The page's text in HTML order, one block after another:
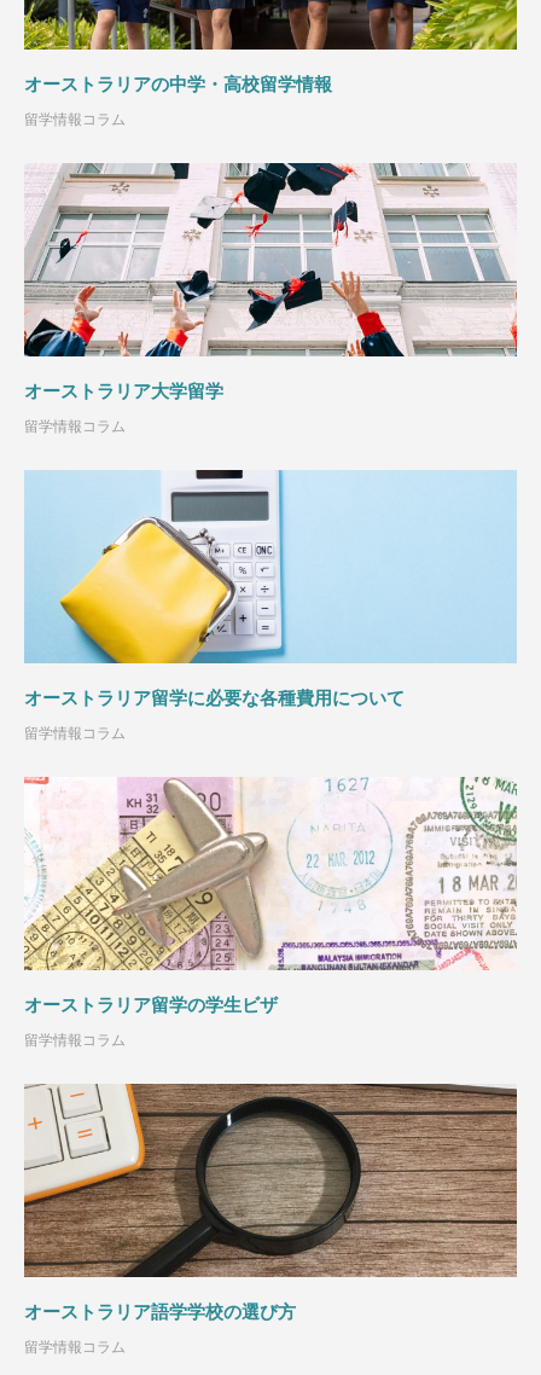
オーストラリアの中学・高校留学情報
留学情報コラム
オーストラリア大学留学
留学情報コラム
オーストラリア留学に必要な各種費用について
留学情報コラム
オーストラリア留学の学生ビザ
留学情報コラム
オーストラリア語学学校の選び方
留学情報コラム